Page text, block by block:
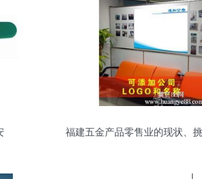
福建五金产品零售业的现状、